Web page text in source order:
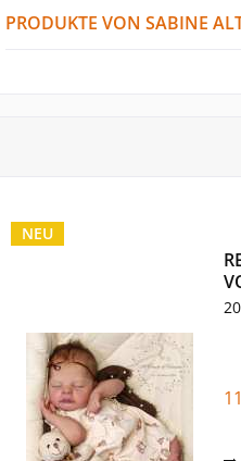
PRODUKTE VON SABINE
NEU